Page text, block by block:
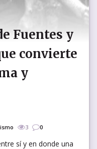
Fuentes y
convierte
y
3 0
sí y en donde una